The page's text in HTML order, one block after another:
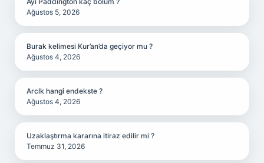
Ağustos 5, 2026
Burak kelimesi Kur’an’da geçiyor mu ?
Ağustos 4, 2026
Arclk hangi endekste ?
Ağustos 4, 2026
Uzaklaştırma kararına itiraz edilir mi ?
Temmuz 31, 2026